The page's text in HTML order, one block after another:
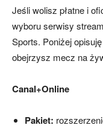
Jeśli wolisz płatne i
wyboru serwisy
Sports. Poniżej
obejrzysz mecz na
Canal+Online
Pakiet: